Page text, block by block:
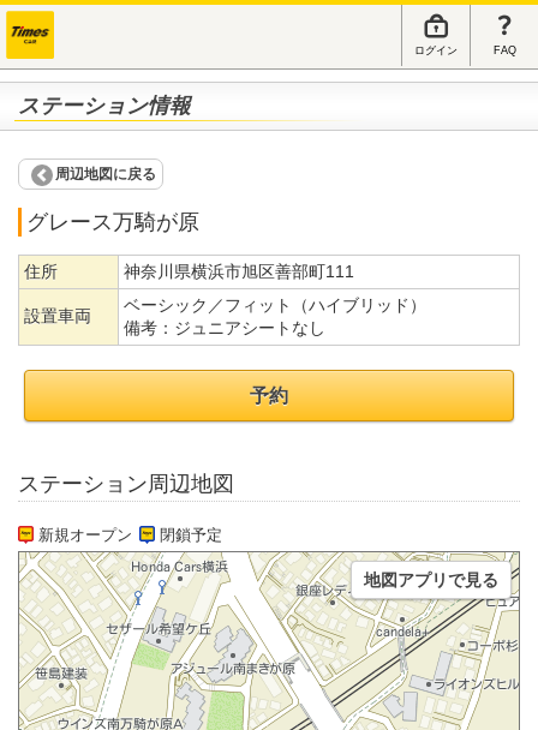
ログイン FAQ
ステーション情報
周辺地図に戻る
グレース万騎が原
住所 神奈川県横浜市旭区善部町111
設置車両
ベーシック／フィット（ハイブリッド）
備考： ジュニアシートなし
予約
ステーション周辺地図
新規オープン 閉鎖予定
地図アプリで見る